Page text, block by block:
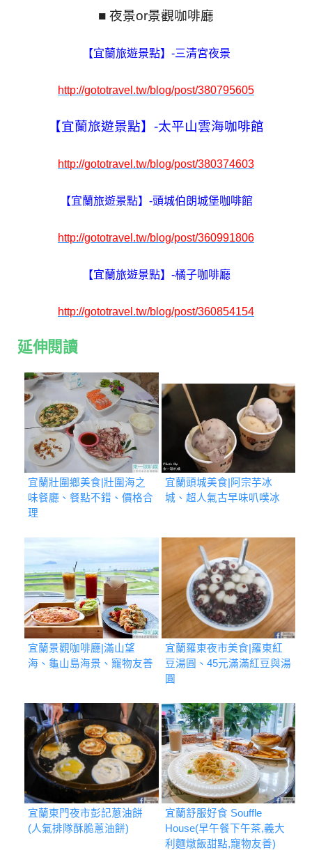
■ 夜景or景觀咖啡廳
【宜蘭旅遊景點】-三清宮夜景
http://gototravel.tw/blog/post/380795605
【宜蘭旅遊景點】-太平山雲海咖啡館
http://gototravel.tw/blog/post/380374603
【宜蘭旅遊景點】-頭城伯朗城堡咖啡館
http://gototravel.tw/blog/post/360991806
【宜蘭旅遊景點】-橘子咖啡廳
http://gototravel.tw/blog/post/360854154
延伸閱讀
宜蘭壯圍鄉美食|壯圍海之
味餐廳、餐點不錯、價格合
理
宜蘭頭城美食|阿宗芋冰
城、超人氣古早味叭噗冰
宜蘭景觀咖啡廳|滿山望
海、龜山島海景、寵物友善
宜蘭羅東夜市美食|羅東紅
豆湯圓、45元滿滿紅豆與湯
圓
宜蘭東門夜市彭記蔥油餅
(人氣排隊酥脆蔥油餅)
宜蘭舒服好食 Souffle
House(早午餐下午茶,義大
利麵燉飯甜點,寵物友善)